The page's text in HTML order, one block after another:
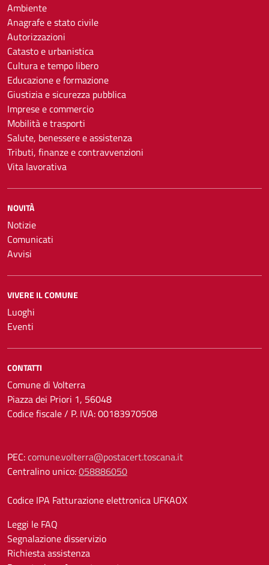
Ambiente
Anagrafe e stato civile
Autorizzazioni
Catasto e urbanistica
Cultura e tempo libero
Educazione e formazione
Giustizia e sicurezza pubblica
Imprese e commercio
Mobilità e trasporti
Salute, benessere e assistenza
Tributi, finanze e contravvenzioni
Vita lavorativa
NOVITÀ
Notizie
Comunicati
Avvisi
VIVERE IL COMUNE
Luoghi
Eventi
CONTATTI
Comune di Volterra
Piazza dei Priori 1, 56048
Codice fiscale / P. IVA: 00183970508
PEC:comune.volterra@postacert.toscana.it
Centralino unico:058886050
Codice IPA Fatturazione elettronica UFKAOX
Leggi le FAQ
Segnalazione disservizio
Richiesta assistenza